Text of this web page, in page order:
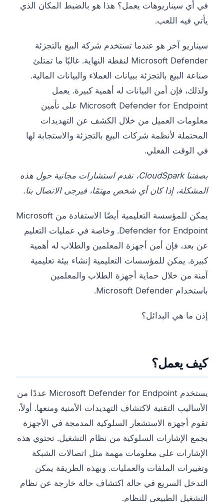
في أي سيناريوهات يعمل؟ هذا هو بالضبط المكان الذي
يأتي فيه اللعب.
سيناريو آخر هو عندما تستخدم شركة البيع بالتجزئة
Microsoft Defender لنقطة النهاية. غالبًا ما تمتلئ
صناعة البيع بالتجزئة ببيانات العملاء والبيانات المالية.
ولذلك، فإن أمن البيانات له أهمية كبيرة. يعمل
Microsoft Defender for Endpoint على تأمين
معلومات العميل من خلال الكشف عن التهديدات
المحتملة لأنظمة شركات البيع بالتجزئة والاستجابة لها
في الوقت الفعلي.
بصفتنا CloudSpark، نقدم استشارات مجانية حول هذه
المشكلة، إذا كان أي شخص مهتمًا، فيرجى الاتصال بنا.
يمكن للمؤسسة التعليمية أيضًا الاستفادة من Microsoft
Defender for Endpoint. وخاصة في عمليات التعليم
عن بعد، فإن أمن أجهزة المعلمين والطلاب له أهمية
كبيرة. يمكن للمؤسسات التعليمية إنشاء بيئة تعليمية
آمنة من خلال حماية أجهزة الطلاب والمعلمين
باستخدام Microsoft Defender.
إذن ما هي البدائل؟
كيف يعمل؟
يستخدم Microsoft Defender for Endpoint عددًا من
الأساليب التقنية لاكتشاف التهديدات الأمنية ومنعها. أولاً،
تقوم أجهزة الاستشعار السلوكية المدمجة في الأجهزة
بجمع الإشارات السلوكية من نظام التشغيل. تحتوي هذه
الإشارات على معلومات مهمة مثل اتصالات الشبكة
وتغييرات الملفات والعمليات. وبهذه الطريقة يمكن
التدخل السريع في حالة اكتشاف حالة خارجة عن نظام
التشغيل الطبيعي للنظام.